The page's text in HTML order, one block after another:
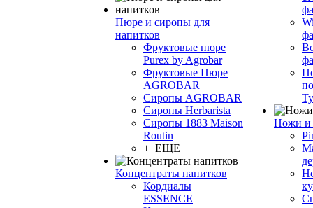
Пюре и сиропы для
напитков
Фруктовые пюре
Purex by Agrobar
Фруктовые Пюре
AGROBAR
Сиропы AGROBAR
Сиропы Herbarista
Сиропы 1883 Maison
Routin
+ ЕЩЕ
Концентраты напитков
Кордиалы
ESSENCE
Ножи и